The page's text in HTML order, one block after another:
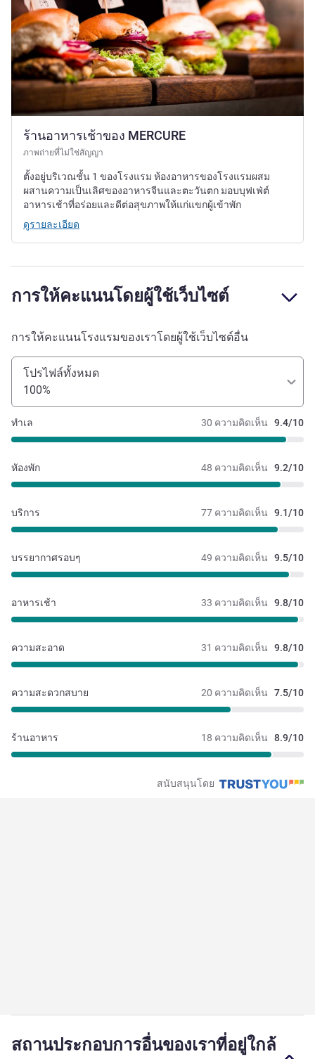
ร้านอาหารเช้าของ MERCURE
ภาพถ่ายที่ไม่ใช่สัญญา
ตั้งอยู่บริเวณชั้น 1 ของโรงแรม ห้องอาหารของโรงแรมผสม
ผสานความเป็นเลิศของอาหารจีนและตะวันตก มอบบุฟเฟ่ต์
อาหารเช้าที่อร่อยและดีต่อสุขภาพให้แก่แขกผู้เข้าพัก
ดูรายละเอียด
การให้คะแนนโดยผู้ใช้เว็บไซต์
การให้คะแนนโรงแรมของเราโดยผู้ใช้เว็บไซต์อื่น
โปรไฟล์ทั้งหมด
100%
30 ความคิดเห็น 9.4/10
ทำเล
48 ความคิดเห็น 9.2/10
หัองพัก
77 ความคิดเห็น 9.1/10
บริการ
49 ความคิดเห็น 9.5/10
บรรยากาศรอบๆ
33 ความคิดเห็น 9.8/10
อาหารเช้า
31 ความคิดเห็น 9.8/10
ความสะอาด
20 ความคิดเห็น 7.5/10
ความสะดวกสบาย
18 ความคิดเห็น 8.9/10
ร้านอาหาร
สนับสนุนโดย
สถานประกอบการอื่นของเราที่อยู่ใกล้